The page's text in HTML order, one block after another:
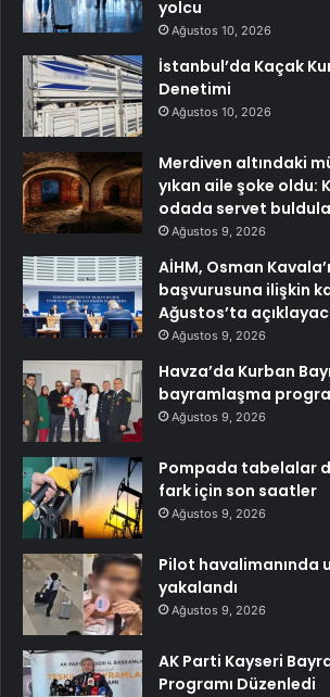
yolcu
Ağustos 10, 2026
İstanbul’da Kaçak
Denetimi
Ağustos 10, 2026
Merdiven altındaki
yıkan aile şoke oldu:
odada servet
Ağustos 9, 2026
AİHM, Osman
başvurusuna ilişkin
Ağustos’ta
Ağustos 9, 2026
Havza’da Kurban
bayramlaşma
Ağustos 9, 2026
Pompada tabelalar
fark için son saatler
Ağustos 9, 2026
Pilot havalimanında
yakalandı
Ağustos 9, 2026
AK Parti Kayseri
Programı Düzenledi